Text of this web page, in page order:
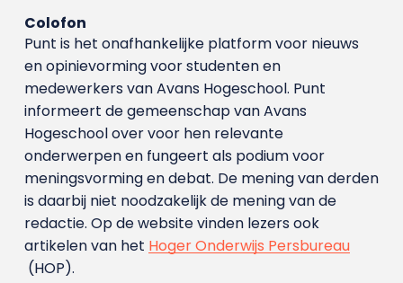
Colofon
Punt is het onafhankelijke platform voor nieuws
en opinievorming voor studenten en
medewerkers van Avans Hoge­school. Punt
informeert de gemeenschap van Avans
Hogeschool over voor hen relevante
onderwerpen en fungeert als podium voor
meningsvorming en debat. De mening van derden
is daarbij niet noodzakelijk de mening van de
redactie. Op de website vinden lezers ook
artikelen van het Hoger Onderwijs Persbureau
(HOP).